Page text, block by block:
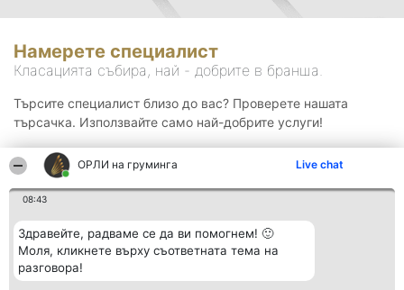
ОРЛИ на груминга Live chat
08:43
Здравейте, радваме се да ви помогнем! 🙂
Моля, кликнете върху съответната тема на
разговора!
Намерете специалист
Класацията събира, най - добрите в бранша.
Търсите специалист близо до вас? Проверете нашата
търсачка. Използвайте само най-добрите услуги!